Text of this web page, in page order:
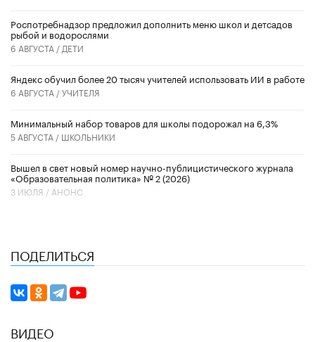
Роспотребнадзор предложил дополнить меню школ и детсадов
рыбой и водорослями
6 АВГУСТА / ДЕТИ
​Яндекс обучил более 20 тысяч учителей использовать ИИ в работе
6 АВГУСТА /УЧИТЕЛЯ
Минимальный набор товаров для школы подорожал на 6,3%
5 АВГУСТА / ШКОЛЬНИКИ
Вышел в свет новый номер научно-публицистического журнала
«Образовательная политика» № 2 (2026)
3 ИЮЛЯ / АНОНС
ПОДЕЛИТЬСЯ
ВИДЕО